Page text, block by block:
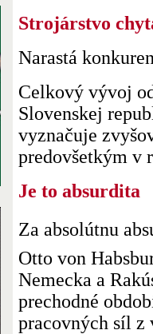
Strojárstvo
Narastá
Celkový vývoj
Slovenskej
vyznačuje
predovšetkým v
Je to absurdita
Za absolútnu
Otto von
Nemecka a
prechodné
pracovných síl z